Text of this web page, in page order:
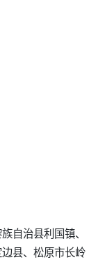
自治县利国镇、
县、松原市长岭